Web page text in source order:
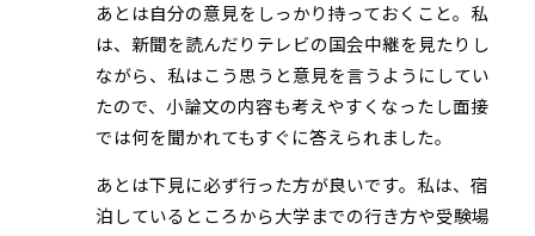
あとは自分の意見をしっかり持っておくこと。私
は、新聞を読んだりテレビの国会中継を見たりし
ながら、私はこう思うと意見を言うようにしてい
たので、小論文の内容も考えやすくなったし面接
では何を聞かれてもすぐに答えられました。
あとは下見に必ず行った方が良いです。私は、宿
泊しているところから大学までの行き方や受験場